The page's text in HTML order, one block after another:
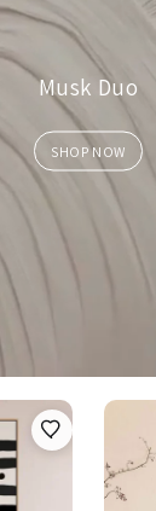
Musk Duo
SHOP NOW